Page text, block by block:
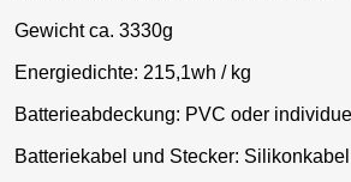
Gewicht ca. 3330g
Energiedichte: 215,1wh / kg
Batterieabdeckung: PVC oder individuell
Batteriekabel und Stecker: